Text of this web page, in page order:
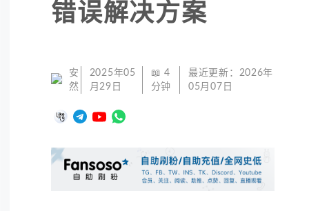
错误解决方案
安
然
2025年05
月29日
📖 4
分钟
最近更新： 2026年
05月07日